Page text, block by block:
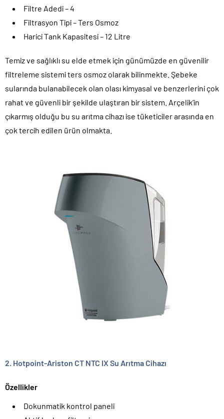
Filtre Adedi – 4
Filtrasyon Tipi – Ters Osmoz
Harici Tank Kapasitesi – 12 Litre
Temiz ve sağlıklı su elde etmek için günümüzde en güvenilir
filtreleme sistemi ters osmoz olarak bilinmekte. Şebeke
sularında bulanabilecek olan olası kimyasal ve benzerlerini çok
rahat ve güvenli bir şekilde ulaştıran bir sistem. Arçelik’in
çıkarmış olduğu bu su arıtma cihazı ise tüketiciler arasında en
çok tercih edilen ürün olmakta.
2. Hotpoint-Ariston CT NTC IX Su Arıtma Cihazı
Özellikler
Dokunmatik kontrol paneli